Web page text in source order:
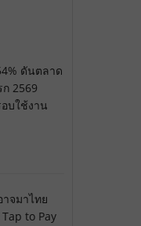
ดันตลาด
2569
บใช้งาน
จมาไทย
to Pay